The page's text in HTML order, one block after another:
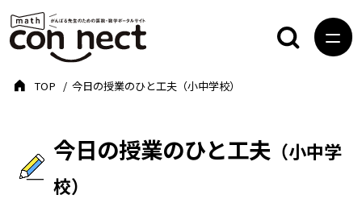
今日の授業のひと工夫 （小中学
校）
TOP 今日の授業のひと工夫（小中学校）